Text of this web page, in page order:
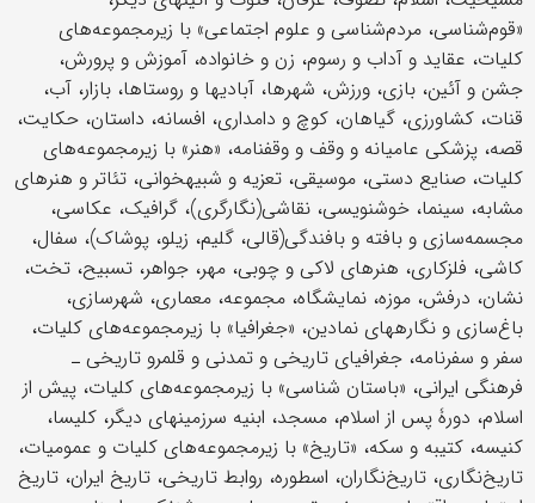
«قوم‌شناسی، مردم‌شناسی و علوم اجتماعی» با زیرمجموعه‌های
کلیات، عقاید و آداب و رسوم، زن و خانواده، آموزش و پرورش،
جشن و آئین، بازی، ورزش، شهرها، آبادی‎ها و روستاها، بازار، آب،
قنات، کشاورزی، گیاهان، کوچ و دامداری، افسانه، داستان، حکایت،
قصه، پزشکی عامیانه و وقف و وقف‎نامه، «هنر» با زیرمجموعه‌های
کلیات، صنایع دستی، موسیقی، تعزیه و شبیه‎خوانی، تئاتر و هنرهای
مشابه، سینما، خوشنویسی، نقاشی(نگارگری)، گرافیک، عکاسی،
مجسمه‌سازی و بافته و بافندگی(قالی، گلیم، زیلو، پوشاک)، سفال،
کاشی، فلزکاری، هنرهای لاکی و چوبی، مهر، جواهر، تسبیح، تخت،
نشان، درفش، موزه، نمایشگاه، مجموعه، معماری، شهرسازی،
باغ‌سازی و نگاره‎های نمادین، «جغرافیا» با زیرمجموعه‌های کلیات،
سفر و سفرنامه، جغرافیای تاریخی و تمدنی و قلمرو تاریخی ـ
فرهنگی ایرانی، «باستان شناسی» با زیرمجموعه‌های کلیات، پیش از
اسلام، دورۀ پس از اسلام، مسجد، ابنیه سرزمینهای دیگر، کلیسا،
کنیسه، کتیبه و سکه، «تاریخ» با زیرمجموعه‌های کلیات و عمومیات،
تاریخ‌نگاری، تاریخ‌نگاران، اسطوره، روابط تاریخی، تاریخ ایران، تاریخ